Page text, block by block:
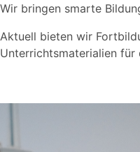
Wir bringen smarte
Aktuell bieten wir
Unterrichtsmaterialien für